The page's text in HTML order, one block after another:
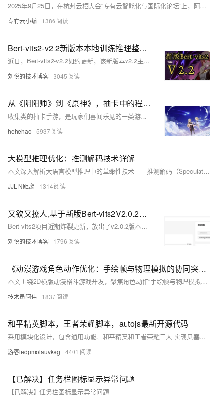
2025年9月25日，在杭州云栖大会“专有云智能化与国际化论坛”上，阿里云正式发布面向未来十年的飞天企业版“双I”战略——以AI（智能化）为技术方向，International（国际化）为市场方向，全面推动专有云“智能化升级”与“全球化拓展”的双重跃迁。
专有云小编 1386
Bert-vits2-v2.2新版本本地训练推理整合包(原神八重神子英文模型miko)
近日，Bert-vits2-v2.2如约更新，该新版本v2.2主要把Emotion 模型换用CLAP多模态模型，推理支持输入text prompt提示词和audio prompt提示语音来进行引导风格化合成，让推理音色更具情感特色，并且推出了新的预处理webuI，操作上更加亲民和接地气。
刘悦的技术博客 3045
从《阴阳师》到《原神》，抽卡中的程序算法
收集类的抽卡手游，是玩家们喜闻乐见的一类游戏，他们背后又有哪些程序算法？我们一起来探讨
hehehao 5937
大模型推理优化：推测解码技术详解
本文深入解析大语言模型推理中的革命性技术——推测解码（Speculative Decoding）。通过分析自回归解码的序列性瓶颈，详细阐述推测解码的核心原理、验证机制和实现策略。文章包含完整的算法实现、多方案性能对比以及实际部署指南，展示如何在不影响生成质量的前提下将推理速度提升2-3倍。
JJLIN距离 1314
又欲又撩人,基于新版Bert-vits2V2.0.2音色模型雷电将军八重神子一键推理整合包分享
Bert-vits2项目近期炸裂更新，放出了v2.0.2版本的代码，修正了存在于2.0先前版本的重大bug，并且重炼了底模，本次更新是即1.1.1版本后最重大的更新，支持了三语言训练及混合合成，并且做到向下兼容，可以推理老版本的模型，本次我们基于新版V2.0.2来本地推理原神小姐姐们的音色模型。
刘悦的技术博客 1796
《动漫游戏角色动作优化：手绘帧与物理模拟的协同突破实践》
本文围绕2D横版动漫格斗游戏开发，聚焦角色动作“手绘帧与物理模拟融合”的核心技术实践。针对动作僵硬、同步精度低、形变夸张难落地、性能瓶颈、风格与物理冲突、场景交互脱节六大问题，分别提出骨骼控制器联动、关键帧锚定、手绘形变模板适配、分层物理计算、动漫风格物理参数库、动作与场景物体绑定六大解决方案。通过差异化参数设置、动态层级切换等细节优化，既保留动漫审美张力，又解决技术痛点，还延伸应用至攀爬、游泳场景，为动漫游戏动作开发提供实用技术参考，兼顾效果、性能与用户体验。
技术员阿伟 1837
和平精英脚本，王者荣耀脚本，autojs最新开源代码
采用模块化设计，包含通用功能、和平精英和王者荣耀三大 实现贝塞尔曲线滑动模拟真人操作，降低封号风险
游客ledpmolauvkeg 4401
【已解决】任务栏图标显示异常问题
【已解决】任务栏图标显示异常问题